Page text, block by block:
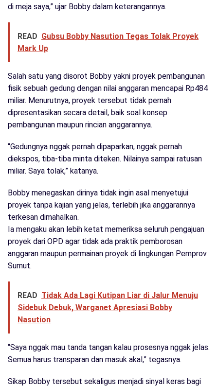
di meja saya,” ujar Bobby dalam keterangannya.
READ Gubsu Bobby Nasution Tegas Tolak Proyek
Mark Up
Salah satu yang disorot Bobby yakni proyek pembangunan
fisik sebuah gedung dengan nilai anggaran mencapai Rp484
miliar. Menurutnya, proyek tersebut tidak pernah
dipresentasikan secara detail, baik soal konsep
pembangunan maupun rincian anggarannya.
“Gedungnya nggak pernah dipaparkan, nggak pernah
diekspos, tiba-tiba minta diteken. Nilainya sampai ratusan
miliar. Saya tolak,” katanya.
Bobby menegaskan dirinya tidak ingin asal menyetujui
proyek tanpa kajian yang jelas, terlebih jika anggarannya
terkesan dimahalkan.
Ia mengaku akan lebih ketat memeriksa seluruh pengajuan
proyek dari OPD agar tidak ada praktik pemborosan
anggaran maupun permainan proyek di lingkungan Pemprov
Sumut.
READ Tidak Ada Lagi Kutipan Liar di Jalur Menuju
Sidebuk Debuk, Warganet Apresiasi Bobby
Nasution
“Saya nggak mau tanda tangan kalau prosesnya nggak jelas.
Semua harus transparan dan masuk akal,” tegasnya.
Sikap Bobby tersebut sekaligus menjadi sinyal keras bagi